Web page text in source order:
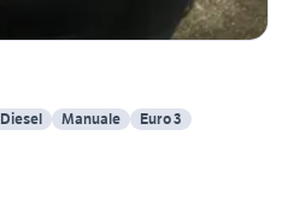
Diesel Manuale Euro 3